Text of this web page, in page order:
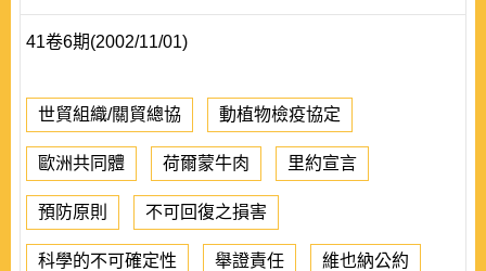
41卷6期(2002/11/01)
世貿組織/關貿總協 動植物檢疫協定
歐洲共同體 荷爾蒙牛肉 里約宣言
預防原則 不可回復之損害
科學的不可確定性 舉證責任 維也納公約